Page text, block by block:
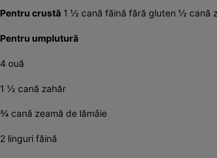
Pentru crustă 1 ½ cană făină fără gluten ½ cană
Pentru umplutură
4 ouă
1 ½ cană zahăr
¾ cană zeamă de lămâie
2 linguri făină